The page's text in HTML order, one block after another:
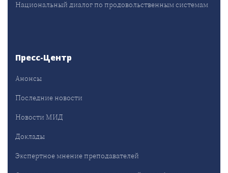
Национальный диалог по продовольственным системам
Пресс-Центр
Анонсы
Последние новости
Новости МИД
Доклады
Экспертное мнение преподавателей